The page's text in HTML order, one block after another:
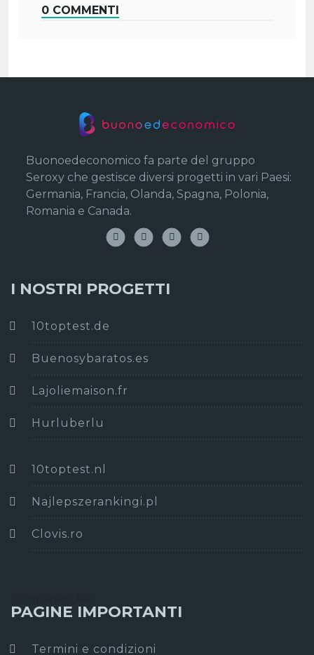
0 COMMENTI
Buonoedeconomico fa parte del gruppo
Seroxy che gestisce diversi progetti in vari Paesi:
Germania, Francia, Olanda, Spagna, Polonia,
Romania e Canada.
I NOSTRI PROGETTI
10toptest.de
Buenosybaratos.es
Lajoliemaison.fr
Hurluberlu
10toptest.nl
Najlepszerankingi.pl
Clovis.ro
PAGINE IMPORTANTI
Termini e condizioni